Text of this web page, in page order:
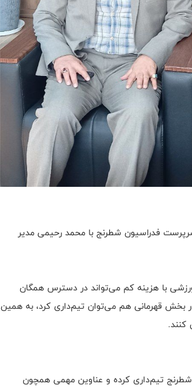
فدراسیون شطرنج با محمد رحیمی مدیر
با هزینه کم می‌تواند در دسترس همگان
قهرمانی هم می‌توان تیم‌داری کرد، به همین
شطرنج تیم‌داری کرده و عناوین مهمی همچون